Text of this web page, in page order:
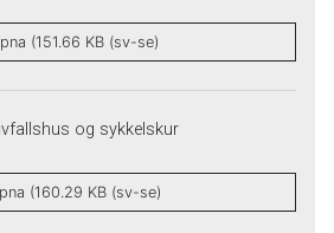
(151.66 KB (sv-se)
og sykkelskur
(160.29 KB (sv-se)